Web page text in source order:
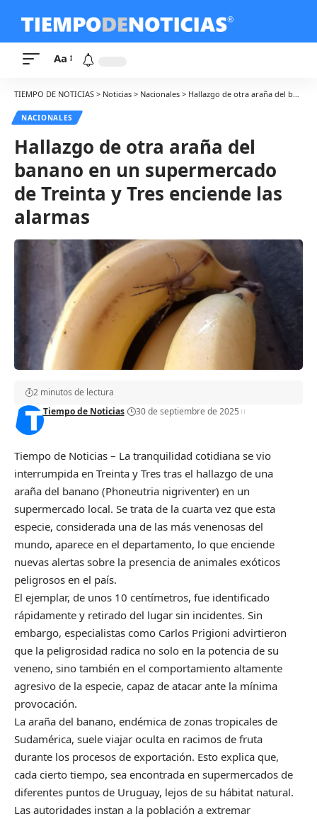
Aa
TIEMPO DE NOTICIAS > Noticias > Nacionales > Hallazgo de otra araña del banano en un supermercado de Treinta y Tres enciende las alarmas
NACIONALES
Hallazgo de otra araña del
banano en un supermercado
de Treinta y Tres enciende las
alarmas
Tiempo de Noticias 30 de septiembre de 2025
2 minutos de lectura
Tiempo de Noticias – La tranquilidad cotidiana se vio
interrumpida en Treinta y Tres tras el hallazgo de una
araña del banano (Phoneutria nigriventer) en un
supermercado local. Se trata de la cuarta vez que esta
especie, considerada una de las más venenosas del
mundo, aparece en el departamento, lo que enciende
nuevas alertas sobre la presencia de animales exóticos
peligrosos en el país.
El ejemplar, de unos 10 centímetros, fue identificado
rápidamente y retirado del lugar sin incidentes. Sin
embargo, especialistas como Carlos Prigioni advirtieron
que la peligrosidad radica no solo en la potencia de su
veneno, sino también en el comportamiento altamente
agresivo de la especie, capaz de atacar ante la mínima
provocación.
La araña del banano, endémica de zonas tropicales de
Sudamérica, suele viajar oculta en racimos de fruta
durante los procesos de exportación. Esto explica que,
cada cierto tiempo, sea encontrada en supermercados de
diferentes puntos de Uruguay, lejos de su hábitat natural.
Las autoridades instan a la población a extremar